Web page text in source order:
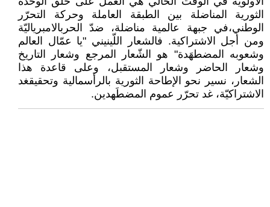
الثورية المناضلة بين الطبقة العاملة وحركة التحرّر
الوطني،في جبهة عالمية مناضلة، ضدّ الحربالامبرياليّة
ومن أجل الاشتراكية. فالشعار اللّينيني "يا عمّال العالم
وشعوبه المضطهَدة" هو الشّعار المرجع وشعار التاريخ
وشعار الحاضر وشعار المستقبل، وعلى قاعدة هذا
الشعار، نسير نحو الإطاحة الثورية بالرأسمالية وتحقيقغد
الاشتراكيّة، غد تحرّر عموم المضطَهدين.